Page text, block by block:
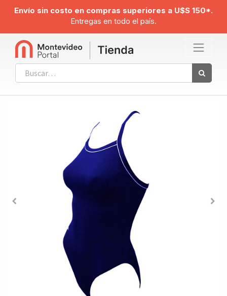
Envío sin costo en compras superiores a U$S 150*.
Entregas en todo el país.